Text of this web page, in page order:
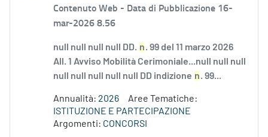
Contenuto Web - Data di Pubblicazione 16-
mar-2026 8.56
null null null null DD. n. 99 del 11 marzo 2026
All. 1 Avviso Mobilità Cerimoniale...null null null
null null null null null DD indizione n. 99...
Annualità: 2026
Aree Tematiche:
ISTITUZIONE E PARTECIPAZIONE
Argomenti: CONCORSI